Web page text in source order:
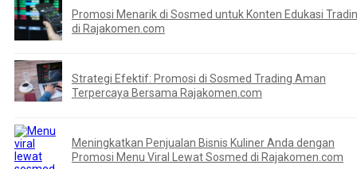
Promosi Menarik di Sosmed untuk Konten Edukasi
di Rajakomen.com
Strategi Efektif: Promosi di Sosmed Trading Aman
Terpercaya Bersama Rajakomen.com
Meningkatkan Penjualan Bisnis Kuliner Anda dengan
Promosi Menu Viral Lewat Sosmed di Rajakomen.com